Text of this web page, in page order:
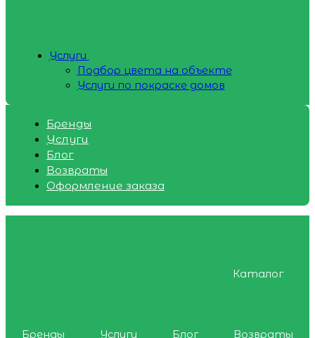
Услуги
Подбор цвета на объекте
Услуги по покраске домов
Бренды
Услуги
Блог
Возвраты
Оформление заказа
Каталог
Бренды Услуги Блог
Возвраты